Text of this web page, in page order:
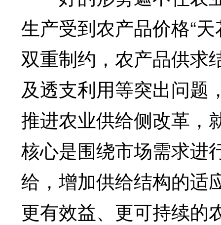
生产受到农产品价格“
双重制约，农产品供求
及透支利用等突出问题
推进农业供给侧改革，
核心是围绕市场需求进
给，增加供给结构的适
更有效益、更可持续的